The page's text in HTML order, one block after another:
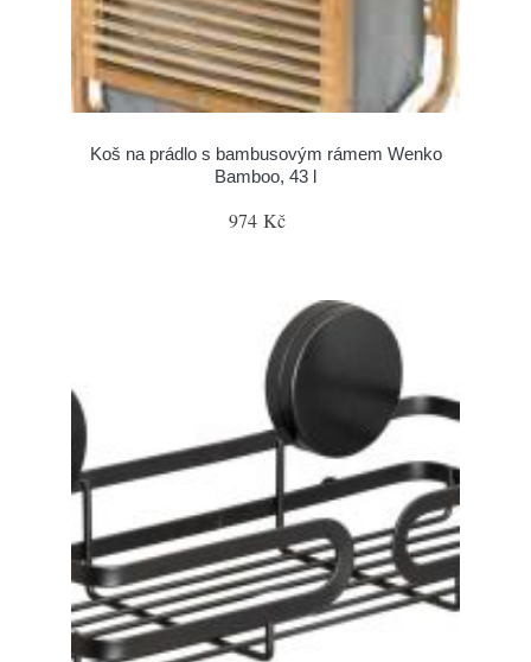
Koš na prádlo s bambusovým rámem Wenko
Bamboo, 43 l
974 Kč